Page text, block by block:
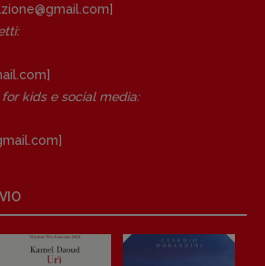
com]
com]
kids e social media:
com]